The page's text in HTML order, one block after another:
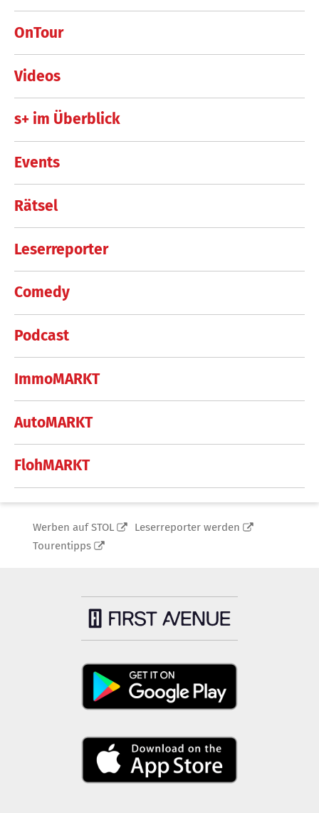
OnTour
Videos
s+ im Überblick
Events
Rätsel
Leserreporter
Comedy
Podcast
ImmoMARKT
AutoMARKT
FlohMARKT
Werben auf STOL
Leserreporter werden
Tourentipps